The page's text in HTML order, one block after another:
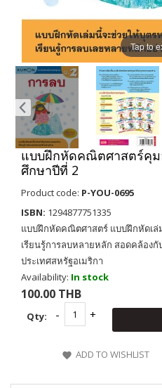
Tap to
แบบฝึกหัดคณิตศาสตร์คุม
ศึกษาปีที่ 2
Product code: P-YOU-0695
ISBN: 1294877751335
แบบฝึกหัดคณิตศาสตร์ แบบฝึกหัดเ
เรียนรู้การลบหลายหลัก สอดคล้อง
ประเทศสหรัฐอเมริกา
Availability: In stock
100.00 THB
Qty:
ADD TO WISHLIST